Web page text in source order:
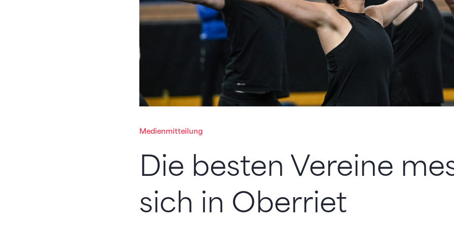
Medienmitteilung
Die besten Vereine
sich in Oberriet